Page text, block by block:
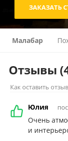
ЗАКАЗАТЬ
Малабар
Отзывы
Как оставить
Юлия
Очень
и